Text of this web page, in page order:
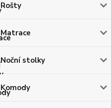
Rošty
Matrace
Noční stolky
Komody